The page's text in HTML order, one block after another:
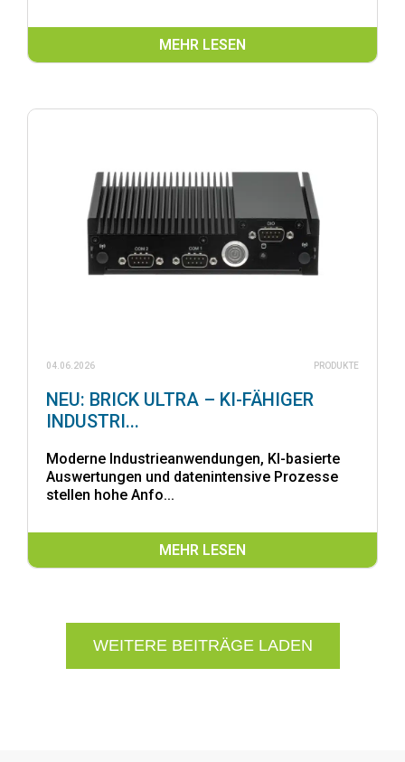
MEHR LESEN
04.06.2026 PRODUKTE
NEU: BRICK ULTRA – KI-FÄHIGER
INDUSTRI...
Moderne Industrieanwendungen, KI-basierte
Auswertungen und datenintensive Prozesse
stellen hohe Anfo...
MEHR LESEN
WEITERE BEITRÄGE LADEN